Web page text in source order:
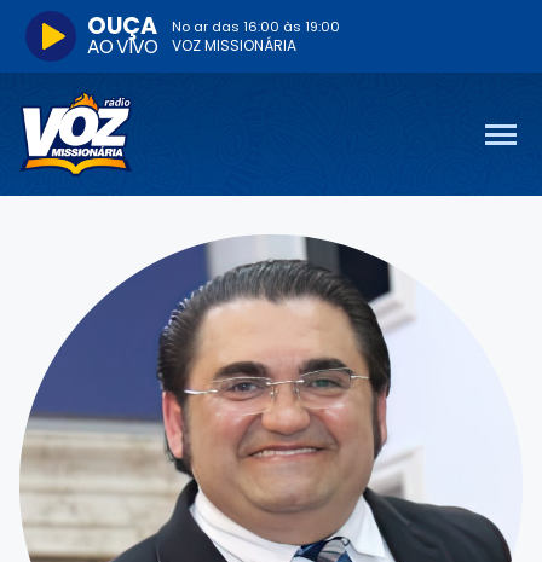
No ar das 16:00 às 19:00
VOZ MISSIONÁRIA
OUÇA
AO VIVO